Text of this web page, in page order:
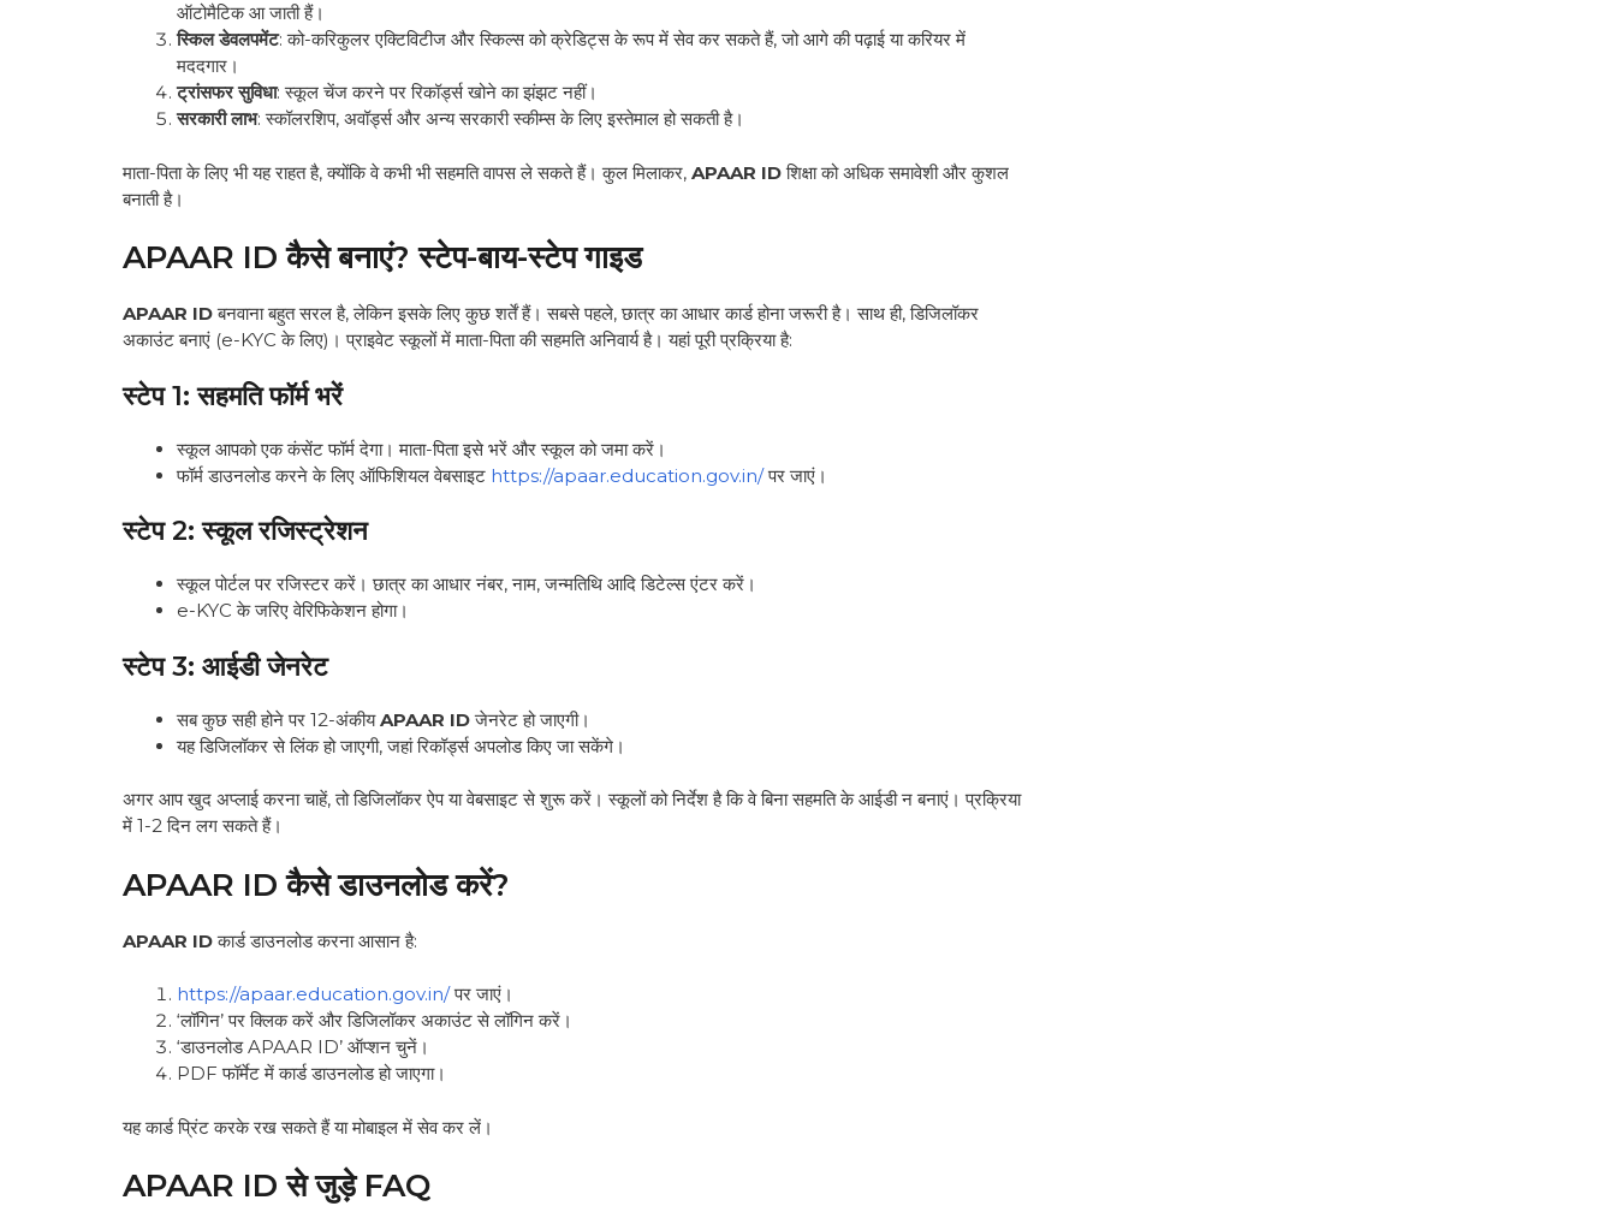
ऑटोमैटिक आ जाती हैं।
स्किल डेवलपमेंट: को-करिकुलर एक्टिविटीज और स्किल्स को क्रेडिट्स के रूप में सेव कर सकते हैं, जो आगे की पढ़ाई या करियर में
मददगार।
ट्रांसफर सुविधा: स्कूल चेंज करने पर रिकॉर्ड्स खोने का झंझट नहीं।
सरकारी लाभ: स्कॉलरशिप, अवॉर्ड्स और अन्य सरकारी स्कीम्स के लिए इस्तेमाल हो सकती है।
माता-पिता के लिए भी यह राहत है, क्योंकि वे कभी भी सहमति वापस ले सकते हैं। कुल मिलाकर, APAAR IDशिक्षा को अधिक समावेशी और कुशल
बनाती है।
APAAR ID कैसे बनाएं? स्टेप-बाय-स्टेप गाइड
APAAR IDबनवाना बहुत सरल है, लेकिन इसके लिए कुछ शर्तें हैं। सबसे पहले, छात्र का आधार कार्ड होना जरूरी है। साथ ही, डिजिलॉकर
अकाउंट बनाएं (e-KYC के लिए)। प्राइवेट स्कूलों में माता-पिता की सहमति अनिवार्य है। यहां पूरी प्रक्रिया है:
स्टेप 1: सहमति फॉर्म भरें
स्कूल आपको एक कंसेंट फॉर्म देगा। माता-पिता इसे भरें और स्कूल को जमा करें।
फॉर्म डाउनलोड करने के लिए ऑफिशियल वेबसाइट https://apaar.education.gov.in/पर जाएं।
स्टेप 2: स्कूल रजिस्ट्रेशन
स्कूल पोर्टल पर रजिस्टर करें। छात्र का आधार नंबर, नाम, जन्मतिथि आदि डिटेल्स एंटर करें।
e-KYC के जरिए वेरिफिकेशन होगा।
स्टेप 3: आईडी जेनरेट
सब कुछ सही होने पर 12-अंकीयAPAAR IDजेनरेट हो जाएगी।
यह डिजिलॉकर से लिंक हो जाएगी, जहां रिकॉर्ड्स अपलोड किए जा सकेंगे।
अगर आप खुद अप्लाई करना चाहें, तो डिजिलॉकर ऐप या वेबसाइट से शुरू करें। स्कूलों को निर्देश है कि वे बिना सहमति के आईडी न बनाएं। प्रक्रिया
में 1-2 दिन लग सकते हैं।
APAAR ID कैसे डाउनलोड करें?
APAAR IDकार्ड डाउनलोड करना आसान है:
https://apaar.education.gov.in/पर जाएं।
‘लॉगिन’ पर क्लिक करें और डिजिलॉकर अकाउंट से लॉगिन करें।
‘डाउनलोड APAAR ID’ ऑप्शन चुनें।
PDF फॉर्मेट में कार्ड डाउनलोड हो जाएगा।
यह कार्ड प्रिंट करके रख सकते हैं या मोबाइल में सेव कर लें।
APAAR ID से जुड़े FAQ